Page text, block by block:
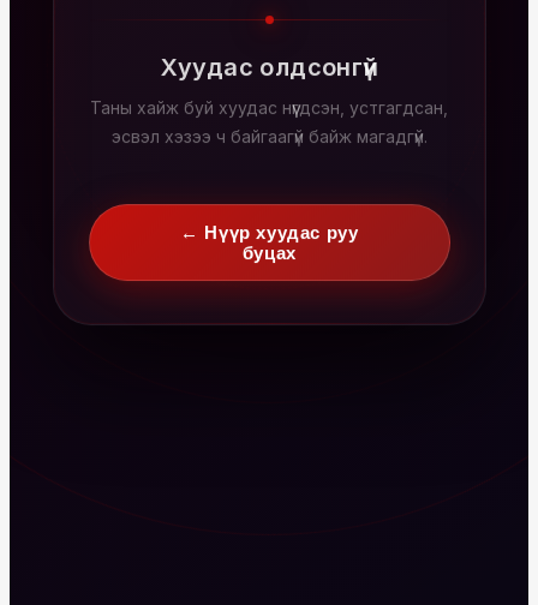
Хуудас олдсонгүй
Таны хайж буй хуудас нүүгдсэн, устгагдсан,
эсвэл хэзээ ч байгаагүй байж магадгүй.
← Нүүр хуудас руу
буцах